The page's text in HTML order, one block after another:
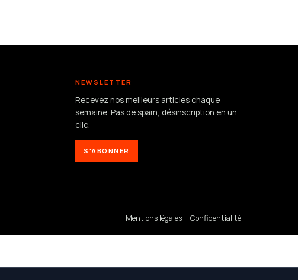
NEWSLETTER
Recevez nos meilleurs articles chaque
semaine. Pas de spam, désinscription en un
clic.
S'ABONNER
Mentions légales Confidentialité